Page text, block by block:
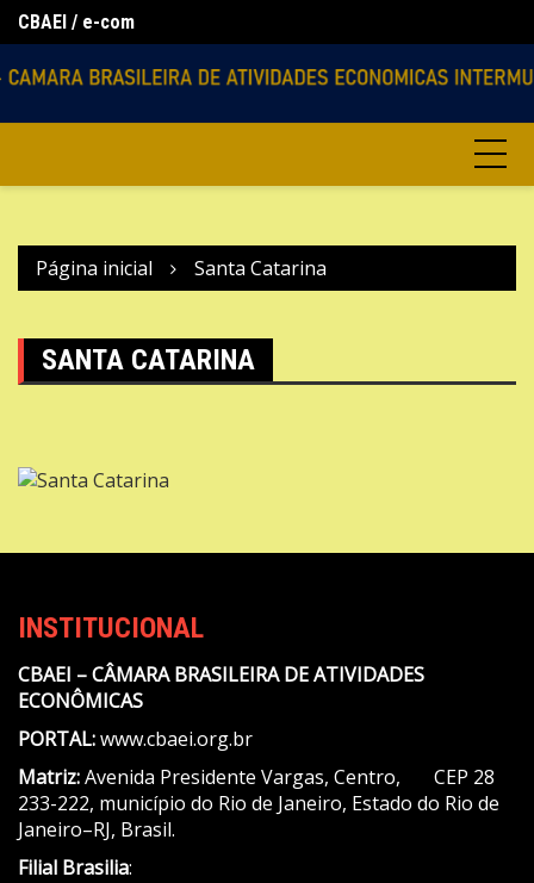
para
o
conteúdo
CBAEI / e-com
Agencias Virtuais
Página inicial Santa Catarina
SANTA CATARINA
INSTITUCIONAL
CBAEI – CÂMARA BRASILEIRA DE ATIVIDADES
ECONÔMICAS
PORTAL:www.cbaei.org.br
Matriz:Avenida Presidente Vargas, Centro, CEP 28
233-222, município do Rio de Janeiro, Estado do Rio de
Janeiro–RJ, Brasil.
Filial Brasilia: